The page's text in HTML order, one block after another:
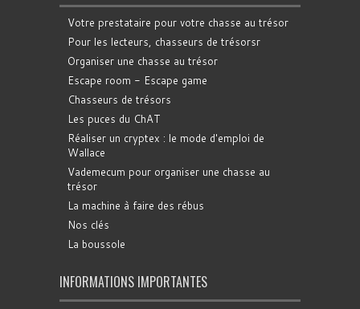
Votre prestataire pour votre chasse au trésor
Pour les lecteurs, chasseurs de trésorsr
Organiser une chasse au trésor
Escape room - Escape game
Chasseurs de trésors
Les puces du ChAT
Réaliser un cryptex : le mode d'emploi de
Wallace
Vademecum pour organiser une chasse au
trésor
La machine à faire des rébus
Nos clés
La boussole
INFORMATIONS IMPORTANTES